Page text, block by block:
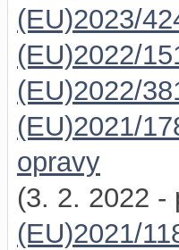
(EU)2023/
(EU)2022/
(EU)2022/
(EU)2021/
opravy
(3. 2. 2022 -
(EU)2021/